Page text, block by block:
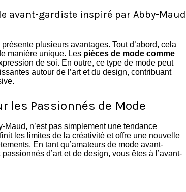
avant-gardiste inspiré par Abby-Maud
plusieurs avantages. Tout d’abord, cela
manière unique. Les pièces de mode comme
de soi. En outre, ce type de mode peut
autour de l’art et du design, contribuant
les Passionnés de Mode
Maud, n’est pas simplement une tendance
les limites de la créativité et offre une nouvelle
En tant qu’amateurs de mode avant-
d’art et de design, vous êtes à l’avant-